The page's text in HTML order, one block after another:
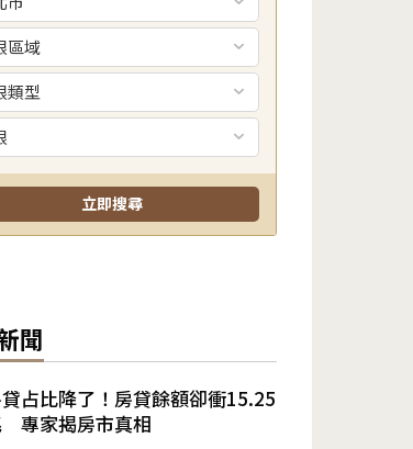
聞
占比降了！房貸餘額卻衝15.25
專家揭房市真相